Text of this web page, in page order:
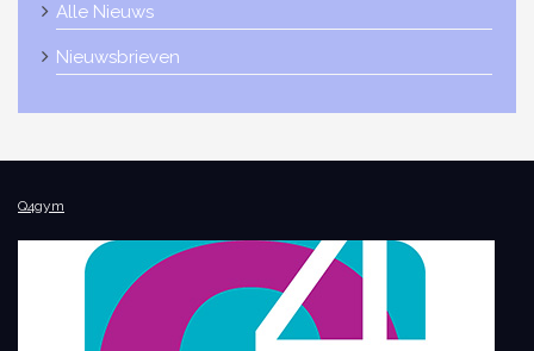
Alle Nieuws
Nieuwsbrieven
Q4gym